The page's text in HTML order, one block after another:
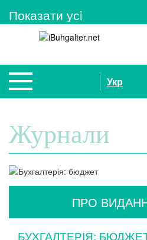
Показати усi
Укр
Журнали
ПРО
БУХГАЛТЕРІЯ: